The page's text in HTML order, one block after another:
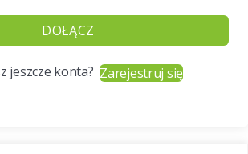
DOŁĄCZ
jeszcze konta?Zarejestruj się